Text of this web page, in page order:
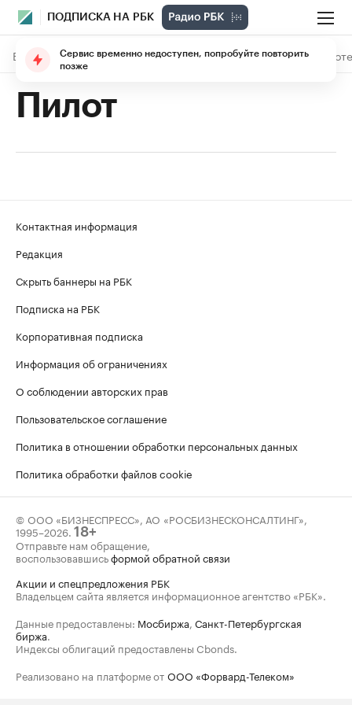
ПОДПИСКА НА РБК
В подписке Материалы Лекции The Economist
Пилот
Контактная информация
Редакция
Скрыть баннеры на РБК
Подписка на РБК
Корпоративная подписка
Информация об ограничениях
О соблюдении авторских прав
Пользовательское соглашение
Политика в отношении обработки персональных данных
Политика обработки файлов cookie
© ООО «БИЗНЕСПРЕСС», АО «РОСБИЗНЕСКОНСАЛТИНГ»,
1995–2026. 18+
Отправьте нам обращение,
воспользовавшисьформой обратной связи
Акции и спецпредложения РБК
Владельцем сайта является информационное агентство «РБК».
Данные предоставлены: Мосбиржа, Санкт-Петербургская
биржа.
Индексы облигаций предоставлены Cbonds.
Реализовано на платформе от ООО «Форвард-Телеком»
Сервис временно недоступен, попробуйте повторить
позже